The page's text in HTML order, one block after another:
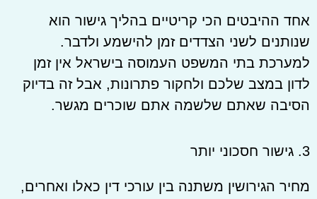
אחד ההיבטים הכי קריטיים בהליך גישור הוא
שנותנים לשני הצדדים זמן להישמע ולדבר.
למערכת בתי המשפט העמוסה בישראל אין זמן
לדון במצב שלכם ולחקור פתרונות, אבל זה בדיוק
הסיבה שאתם שלשמה אתם שוכרים מגשר.
3. גישור חסכוני יותר
מחיר הגירושין משתנה בין עורכי דין כאלו ואחרים,